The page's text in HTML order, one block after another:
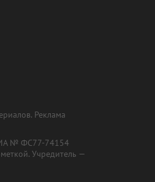
Реклама
ИА № ФС77-74154
Учредитель —